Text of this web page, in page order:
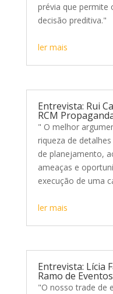
prévia que permite
ler mais
Entrevista: Rui
RCM
" O melhor
riqueza de
de planejamento,
ameaças e
execução
ler mais
Entrevista: Lícia
Ramo de Eventos
"O nosso trade de